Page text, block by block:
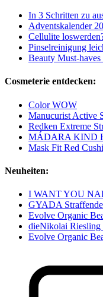
In 3 Schritten zu
Adventskalender
Cellulite
Pinselreinigung
Beauty Must-
Cosmeterie entdecken:
Color WOW
Manucurist Active
Redken Extreme
MÁDARA KIND
Mask Fit Red
Neuheiten:
I WANT YOU
GYADA
Evolve Organic
dieNikolai Riesling
Evolve Organic